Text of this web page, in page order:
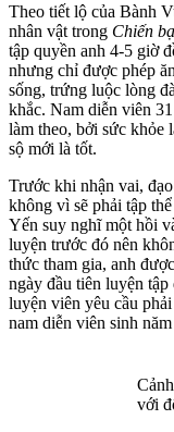
Theo tiết lộ của Bành
nhân vật trong Chiến
tập quyền anh 4-5 giờ
nhưng chỉ được phép
sống, trứng luộc lòng
khắc. Nam diễn viên
làm theo, bởi sức khỏe
sộ mới là tốt.
Trước khi nhận vai,
không vì sẽ phải tập
Yến suy nghĩ một hồi
luyện trước đó nên
thức tham gia, anh
ngày đầu tiên luyện
luyện viên yêu cầu
nam diễn viên sinh
với